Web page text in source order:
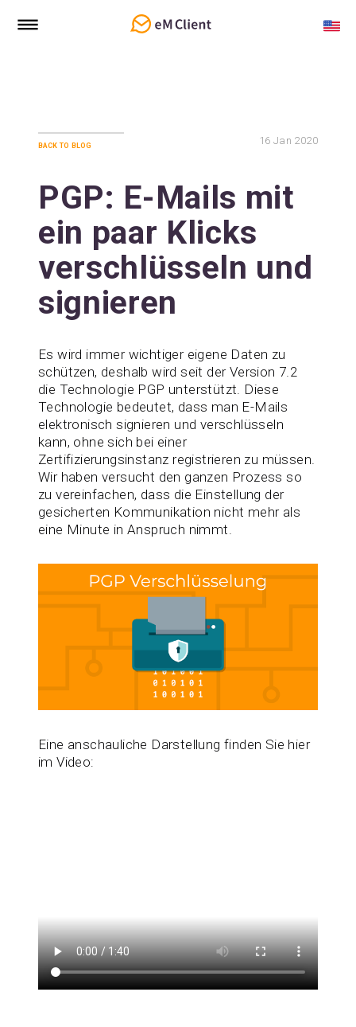
back to blog 16 Jan 2020
PGP: E-Mails mit
ein paar Klicks
verschlüsseln und
signieren
Es wird immer wichtiger eigene Daten zu
schützen, deshalb wird seit der Version 7.2
die Technologie PGP unterstützt. Diese
Technologie bedeutet, dass man E-Mails
elektronisch signieren und verschlüsseln
kann, ohne sich bei einer
Zertifizierungsinstanz registrieren zu müssen.
Wir haben versucht den ganzen Prozess so
zu vereinfachen, dass die Einstellung der
gesicherten Kommunikation nicht mehr als
eine Minute in Anspruch nimmt.
Eine anschauliche Darstellung finden Sie hier
im Video: